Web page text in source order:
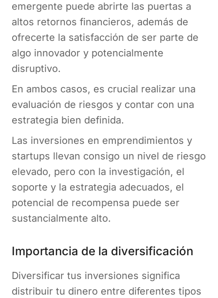
emergente puede abrirte las puertas a
altos retornos financieros, además de
ofrecerte la satisfacción de ser parte de
algo innovador y potencialmente
disruptivo.
En ambos casos, es crucial realizar una
evaluación de riesgos y contar con una
estrategia bien definida.
Las inversiones en emprendimientos y
startups llevan consigo un nivel de riesgo
elevado, pero con la investigación, el
soporte y la estrategia adecuados, el
potencial de recompensa puede ser
sustancialmente alto.
Importancia de la diversificación
Diversificar tus inversiones significa
distribuir tu dinero entre diferentes tipos